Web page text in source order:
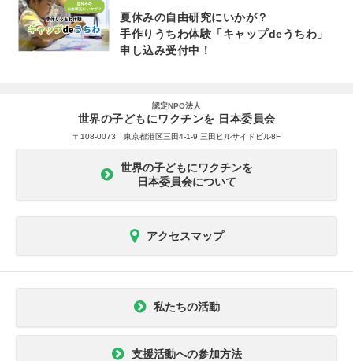
夏休みの自由研究にいかが？
手作りうちわ体験「キャップdeうちわ」
申し込み受付中！
認定NPO法人
世界の子どもにワクチンを 日本委員会
〒108-0073 東京都港区三田4-1-9 三田ヒルサイドビル8F
世界の子どもにワクチンを
日本委員会について
アクセスマップ
私たちの活動
支援活動への参加方法